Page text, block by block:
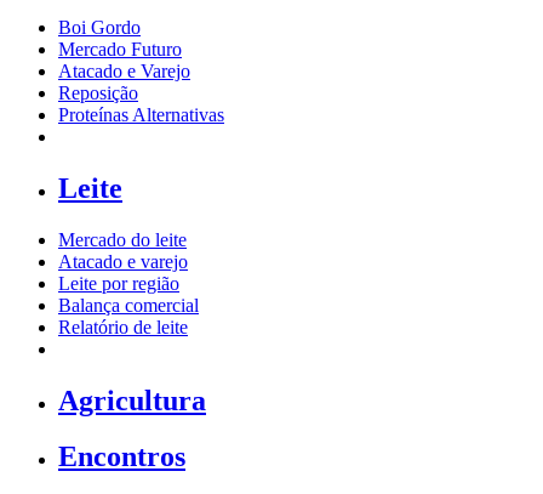
Boi Gordo
Mercado Futuro
Atacado e Varejo
Reposição
Proteínas Alternativas
Leite
Mercado do leite
Atacado e varejo
Leite por região
Balança comercial
Relatório de leite
Agricultura
Encontros